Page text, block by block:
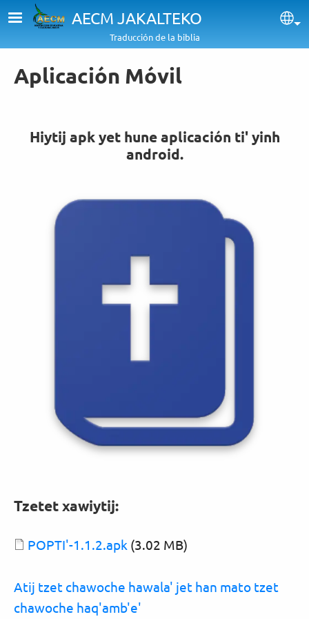
Pasar al contenido principal
AECM JAKALTEKO
Traducción de la biblia
Aplicación Móvil
Hiytij apk yet hune aplicación ti' yinh
android.
Tzetet xawiytij:
Document
POPTI'-1.1.2.apk (3.02 MB)
Atij tzet chawoche hawala' jet han mato tzet
chawoche haq'amb'e'